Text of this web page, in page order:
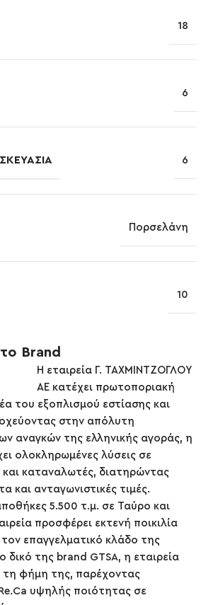
18
6
6
Πορσελάνη
10
Brand
Η εταιρεία Γ. ΤΑΧΜΙΝΤΖΟΓΛΟΥ
ΑΕ κατέχει πρωτοποριακή
του εξοπλισμού εστίασης και
στην απόλυτη
αναγκών της ελληνικής αγοράς, η
ολοκληρωμένες λύσεις σε
και καταναλωτές, διατηρώντας
και ανταγωνιστικές τιμές.
5.500 τ.μ. σε Ταύρο και
προσφέρει εκτενή ποικιλία
επαγγελματικό κλάδο της
δικό της brand GTSA, η εταιρεία
τη φήμη της, παρέχοντας
υψηλής ποιότητας σε